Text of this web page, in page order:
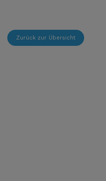
Zurück zur Übersicht